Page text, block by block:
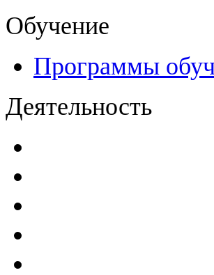
Обучение
Программы
Деятельность